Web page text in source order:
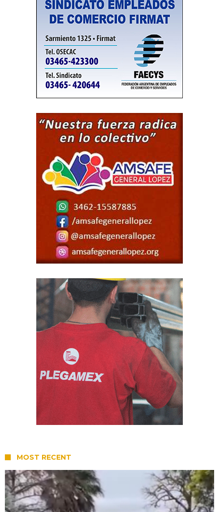
MOST RECENT